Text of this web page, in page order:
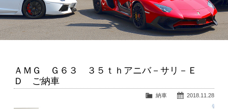
公式ブログ 会社案内
ＡＭＧ Ｇ６３ ３５ｔｈアニバ－サリ－Ｅ
Ｄ ご納車
2018.11.28
納車